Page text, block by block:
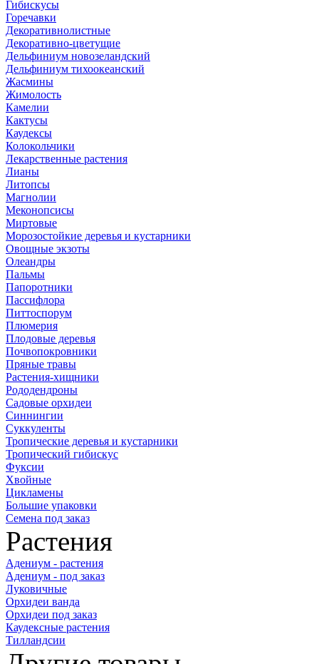
Гибискусы
Горечавки
Декоративнолистные
Декоративно-цветущие
Дельфиниум новозеландский
Дельфиниум тихоокеанский
Жасмины
Жимолость
Камелии
Кактусы
Каудексы
Колокольчики
Лекарственные растения
Лианы
Литопсы
Магнолии
Меконопсисы
Миртовые
Морозостойкие деревья и кустарники
Овощные экзоты
Олеандры
Пальмы
Папоротники
Пассифлора
Питтоспорум
Плюмерия
Плодовые деревья
Почвопокровники
Пряные травы
Растения-хищники
Рододендроны
Садовые орхидеи
Синнингии
Суккуленты
Тропические деревья и кустарники
Тропический гибискус
Фуксии
Хвойные
Цикламены
Большие упаковки
Семена под заказ
Растения
Адениум - растения
Адениум - под заказ
Луковичные
Орхидеи ванда
Орхидеи под заказ
Каудексные растения
Тилландсии